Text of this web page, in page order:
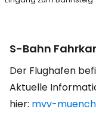
S-Bahn
Der Flughafen
Aktuelle
hier: mvv-